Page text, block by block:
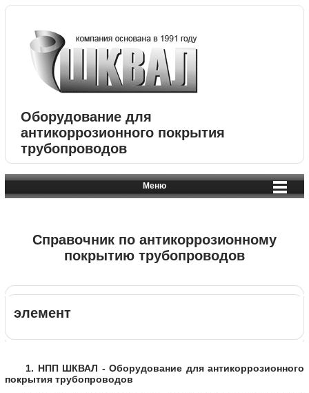
Оборудование для
антикоррозионного покрытия
трубопроводов
Меню
Справочник по антикоррозионному
покрытию трубопроводов
элемент
1. НПП ШКВАЛ - Оборудование для антикоррозионного
покрытия трубопроводов